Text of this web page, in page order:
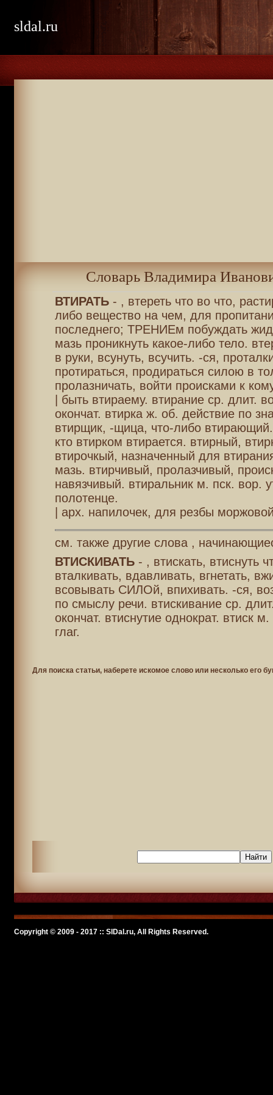
sldal.ru
Словарь Владимира
ВТИРАТЬ- , втереть что во что,
либо вещество на чем, для
последнего; ТРЕНИЕм побуждать
мазь проникнуть какое-либо тело.
в руки, всунуть, всучить. -ся,
протираться, продираться силою в
пролазничать, войти происками к
| быть втираему. втирание ср. длит.
окончат. втирка ж. об. действие по
втирщик, -щица, что-либо
кто втирком втирается. втирный,
втирочкый, назначенный для
мазь. втирчивый, пролазчивый,
навязчивый. втиральник м. пск. вор.
полотенце.
| арх. напилочек, для резбы
см. также другие слова ,
ВТИСКИВАТЬ- , втискать, втиснуть
вталкивать, вдавливать, вгнетать,
всовывать СИЛОй, впихивать. -ся,
по смыслу речи. втискивание ср.
окончат. втиснутие однократ. втиск
глаг.
Для поиска статьи, наберете искомое слово или несколько его
Copyright © 2009 - 2017 :: SlDal.ru, All Rights Reserved.